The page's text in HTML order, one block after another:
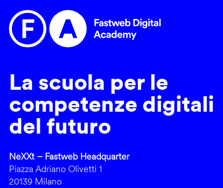
La scuola per le
competenze digitali
del futuro
NeXXt – Fastweb Headquarter
Piazza Adriano Olivetti 1
20139 Milano